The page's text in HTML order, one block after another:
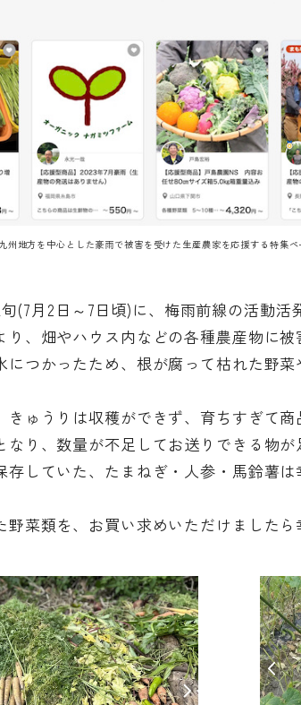
州地方を中心とした豪雨で被害を受けた生産農家を応援する特集ペ
(7月2日～7日頃)に、梅雨前線の活動
、畑やハウス内などの各種農産物に被
につかったため、根が腐って枯れた野
きゅうりは収穫ができず、育ちすぎて
り、数量が不足してお送りできる物が
存していた、たまねぎ・人参・馬鈴薯
野菜類を、お買い求めいただけましたら